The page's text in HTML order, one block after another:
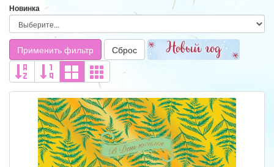
Новинка
Применить фильтр Сброс